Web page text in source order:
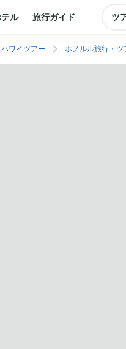
ル 旅行ガイド ツ
ハワイツアー ホノルル旅行・ツ